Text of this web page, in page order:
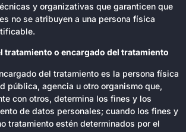
y organizativas que garanticen que
no se atribuyen a una persona física
tratamiento o encargado del tratamiento
del tratamiento es la persona física
pública, agencia u otro organismo que,
con otros, determina los fines y los
de datos personales; cuando los fines y
tratamiento estén determinados por el